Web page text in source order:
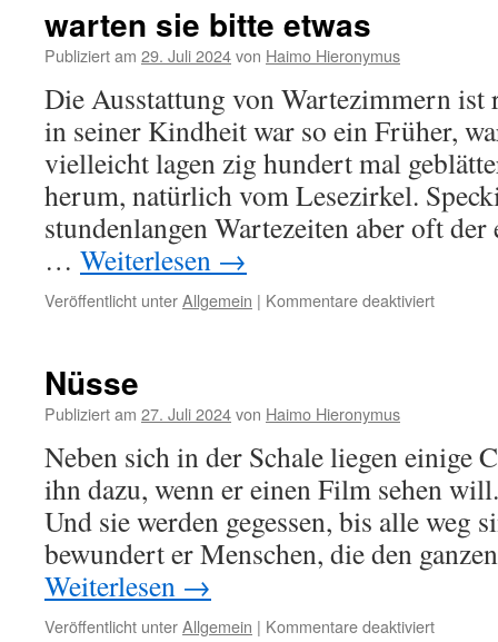
warten sie bitte etwas
Publiziert am 29. Juli 2024von Haimo Hieronymus
Die Ausstattung von Wartezimmern ist
in seiner Kindheit war so ein Früher,
vielleicht lagen zig hundert mal
herum, natürlich vom Lesezirkel.
stundenlangen Wartezeiten aber oft
… Weiterlesen →
Veröffentlicht unterAllgemein | Kommentare deaktiviertfür
Nüsse
Publiziert am 27. Juli 2024von Haimo Hieronymus
Neben sich in der Schale liegen einige
ihn dazu, wenn er einen Film sehen
Und sie werden gegessen, bis alle weg
bewundert er Menschen, die den
Weiterlesen →
Veröffentlicht unterAllgemein | Kommentare deaktiviertfür